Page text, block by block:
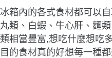
冰箱內的各式食材都可以
丸類、白蝦、牛心肝、麵
類相當豐富,想吃什麼想吃
目的食材真的好想每一種